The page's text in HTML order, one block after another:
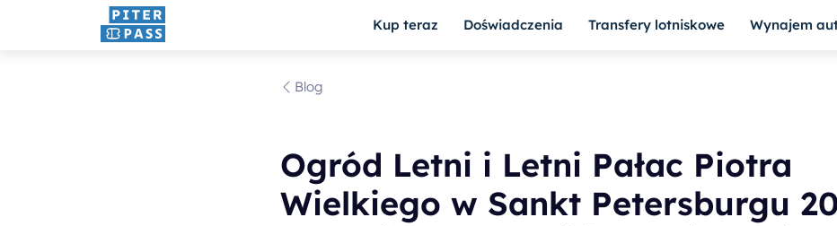
Kup teraz Doświadczenia Transfery lotniskowe Wynajem
Blog
Ogród Letni i Letni Pałac Piotra
Wielkiego w Sankt Petersburgu